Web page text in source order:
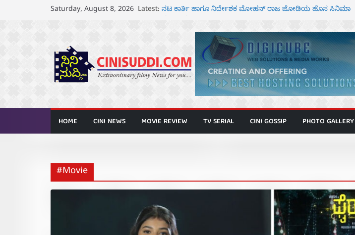
Saturday, August 8, 2026 Latest: ರಾಧಿಕಾ ನಾರಾಯಣ್ ಹಾಗೂ ಮಿತ್ರ ಅಭಿನಯದ “ಮಹಾನ್” ಫಸ್ಟ್ ಲುಕ್
ಸೆ.18 ರಂದು ಶ್ರೀನಗರ ಕಿಟ್ಟಿ – ಮೇಘನಾರಾಜ್ ಅಭಿನಯದ “ಅಮರ್ಥ” ಚಿತ್ರ
ತೆರೆಗೆ
ಬಾದಾಮಿಯಲ್ಲಿ “ಕರ್ಣಾಟಬಲಂ ಅಜೇಯಂ” ಹಾಡಿದ ದೃಶ್ಯ ವೈಭವ
ಆಗಸ್ಟ್ 7 ರಂದು ತನುಷ್ ಶಿವಣ್ಣ ಅಭಿನಯದ ‘ಬಾಸ್’ ಚಿತ್ರ ತೆರೆಗೆ
HOME CINI NEWS MOVIE REVIEW TV SERIAL CINI GOSSIP PHOTO GALLERY
#Movie